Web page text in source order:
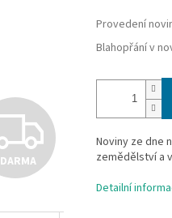
Z
D
Provedení
Blahopřání v
Noviny ze dne
zemědělství a
Detailní